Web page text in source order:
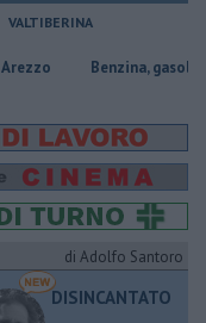
VALTIBERINA
​Benzina, gasolio, gpl, ecco
di Adolfo Santoro
DISINCANTATO